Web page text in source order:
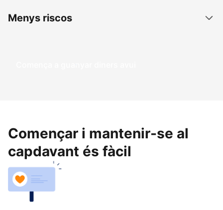
Menys riscos
Comença a guanyar diners avui
Començar i mantenir-se al
capdavant és fàcil